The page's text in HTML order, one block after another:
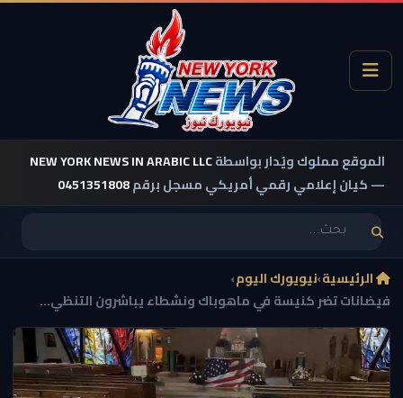
الموقع مملوك ويُدار بواسطةNEW YORK NEWS IN ARABIC LLC
— كيان إعلامي رقمي أمريكي مسجل برقم0451351808
الرئيسية›نيويورك اليوم›
فيضانات تضر كنيسة في ماهوباك ونشطاء يباشرون التنظي...